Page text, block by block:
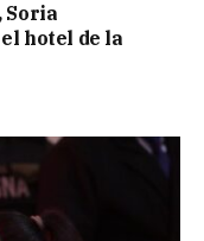
Soria
hotel de la